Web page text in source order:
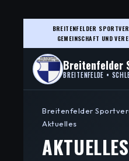
BREITENFELDER
GEMEINSCHAFT UND
Breitenfelder
BREITENFELDE •
Breitenfelder
Aktuelles
AKTUELLES